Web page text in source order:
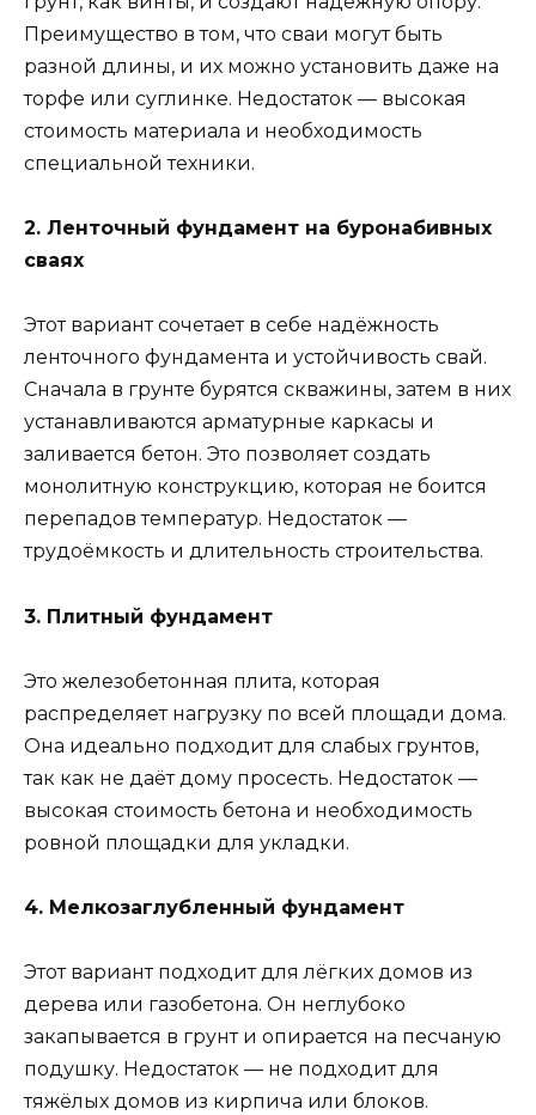
Преимущество в том, что сваи могут быть
разной длины, и их можно установить даже на
торфе или суглинке. Недостаток — высокая
стоимость материала и необходимость
специальной техники.
2. Ленточный фундамент на буронабивных
сваях
Этот вариант сочетает в себе надёжность
ленточного фундамента и устойчивость свай.
Сначала в грунте бурятся скважины, затем в них
устанавливаются арматурные каркасы и
заливается бетон. Это позволяет создать
монолитную конструкцию, которая не боится
перепадов температур. Недостаток —
трудоёмкость и длительность строительства.
3. Плитный фундамент
Это железобетонная плита, которая
распределяет нагрузку по всей площади дома.
Она идеально подходит для слабых грунтов,
так как не даёт дому просесть. Недостаток —
высокая стоимость бетона и необходимость
ровной площадки для укладки.
4. Мелкозаглубленный фундамент
Этот вариант подходит для лёгких домов из
дерева или газобетона. Он неглубоко
закапывается в грунт и опирается на песчаную
подушку. Недостаток — не подходит для
тяжёлых домов из кирпича или блоков.